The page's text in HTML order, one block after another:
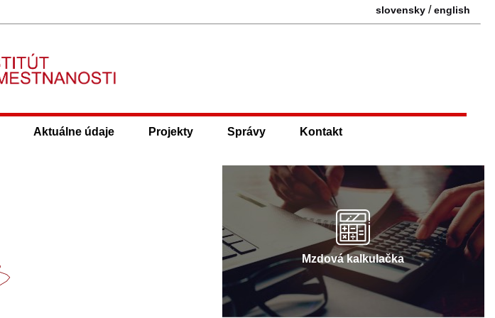
slovensky /english
Aktuálne údaje Projekty Správy Kontakt
Mzdová kalkulačka